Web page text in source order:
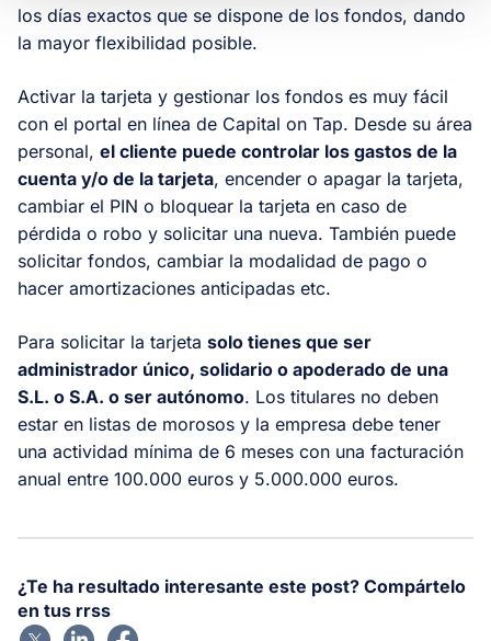
los días exactos que se dispone de los fondos, dando
la mayor flexibilidad posible.
Activar la tarjeta y gestionar los fondos es muy fácil
con el portal en línea de Capital on Tap. Desde su área
personal, el cliente puede controlar los gastos de la
cuenta y/o de la tarjeta, encender o apagar la tarjeta,
cambiar el PIN o bloquear la tarjeta en caso de
pérdida o robo y solicitar una nueva. También puede
solicitar fondos, cambiar la modalidad de pago o
hacer amortizaciones anticipadas etc.
Para solicitar la tarjeta solo tienes que ser
administrador único, solidario o apoderado de una
S.L. o S.A. o ser autónomo. Los titulares no deben
estar en listas de morosos y la empresa debe tener
una actividad mínima de 6 meses con una facturación
anual entre 100.000 euros y 5.000.000 euros.
¿Te ha resultado interesante este post? Compártelo
en tus rrss